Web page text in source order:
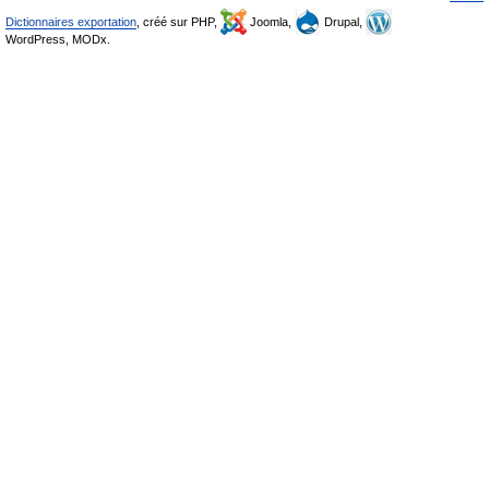
Dictionnaires exportation , créé sur PHP, Joomla,
Drupal,
WordPress, MODx.